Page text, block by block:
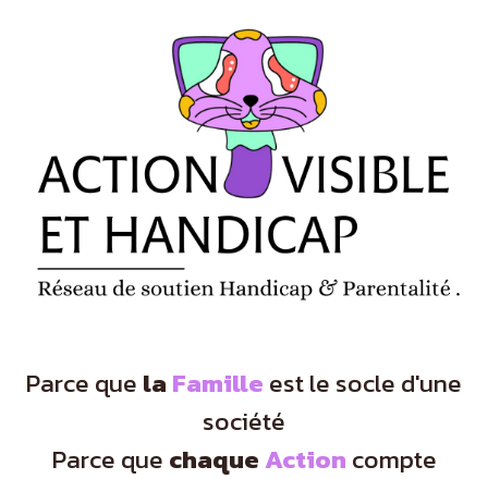
Parce que la Famille est le socle d'une
société
Parce que chaqueAction compte